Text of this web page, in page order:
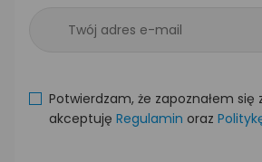
Potwierdzam, że zapoznałem się
akceptuję Regulamin oraz